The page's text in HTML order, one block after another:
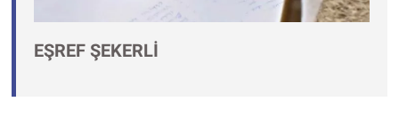
EŞREF ŞEKERLİ